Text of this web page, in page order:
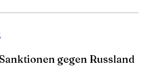
gegen Russland